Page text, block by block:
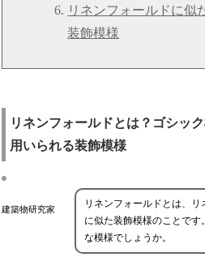
リネンフォールドに似
装飾模様
リネンフォールドとは？ゴシッ
用いられる装飾模様
建築物研究家
リネンフォールドとは、リ
に似た装飾模様のことです
な模様でしょうか。